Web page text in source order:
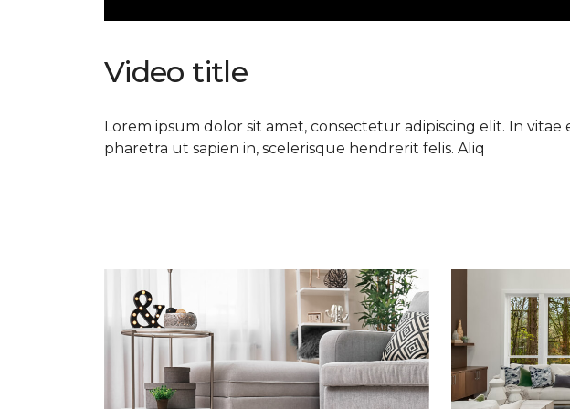
Video title
Lorem ipsum dolor sit amet, consectetur adipiscing elit. In
pharetra ut sapien in, scelerisque hendrerit felis. Aliq